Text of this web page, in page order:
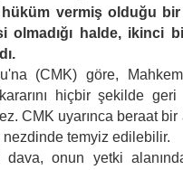
vermiş olduğu
olmadığı halde, ikinci
(CMK) göre,
hiçbir şekilde
CMK uyarınca beraat
nezdinde temyiz edilebilir.
onun yetki